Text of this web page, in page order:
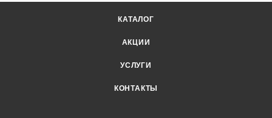
КАТАЛОГ
АКЦИИ
УСЛУГИ
КОНТАКТЫ